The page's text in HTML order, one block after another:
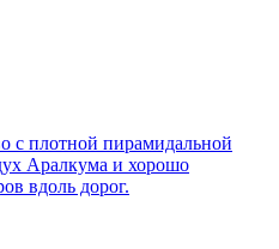
с плотной пирамидальной
Аралкума и хорошо
вдоль дорог.